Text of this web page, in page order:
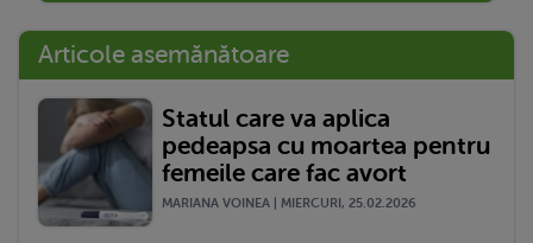
Articole asemănătoare
Statul care va aplica
pedeapsa cu moartea pentru
femeile care fac avort
MARIANA VOINEA | MIERCURI, 25.02.2026